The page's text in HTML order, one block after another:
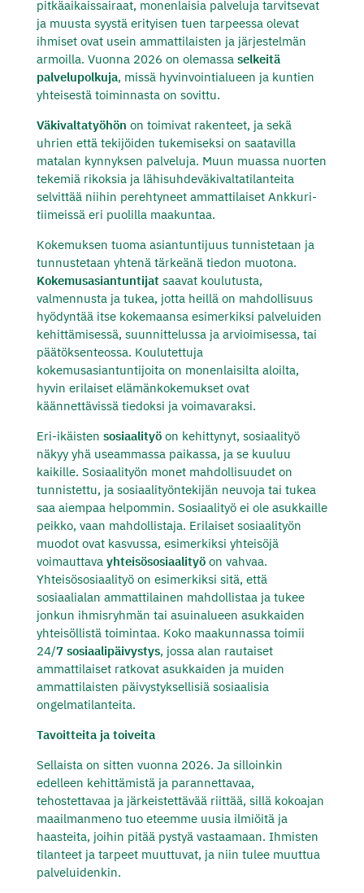
pitkäaikaissairaat, monenlaisia palveluja tarvitsevat
ja muusta syystä erityisen tuen tarpeessa olevat
ihmiset ovat usein ammattilaisten ja järjestelmän
armoilla. Vuonna 2026 on olemassa selkeitä
palvelupolkuja, missä hyvinvointialueen ja kuntien
yhteisestä toiminnasta on sovittu.
Väkivaltatyöhön on toimivat rakenteet, ja sekä
uhrien että tekijöiden tukemiseksi on saatavilla
matalan kynnyksen palveluja. Muun muassa nuorten
tekemiä rikoksia ja lähisuhdeväkivaltatilanteita
selvittää niihin perehtyneet ammattilaiset Ankkuri-
tiimeissä eri puolilla maakuntaa.
Kokemuksen tuoma asiantuntijuus tunnistetaan ja
tunnustetaan yhtenä tärkeänä tiedon muotona.
Kokemusasiantuntijat saavat koulutusta,
valmennusta ja tukea, jotta heillä on mahdollisuus
hyödyntää itse kokemaansa esimerkiksi palveluiden
kehittämisessä, suunnittelussa ja arvioimisessa, tai
päätöksenteossa. Koulutettuja
kokemusasiantuntijoita on monenlaisilta aloilta,
hyvin erilaiset elämänkokemukset ovat
käännettävissä tiedoksi ja voimavaraksi.
Eri-ikäisten sosiaalityöon kehittynyt, sosiaalityö
näkyy yhä useammassa paikassa, ja se kuuluu
kaikille. Sosiaalityön monet mahdollisuudet on
tunnistettu, ja sosiaalityöntekijän neuvoja tai tukea
saa aiempaa helpommin. Sosiaalityö ei ole asukkaille
peikko, vaan mahdollistaja. Erilaiset sosiaalityön
muodot ovat kasvussa, esimerkiksi yhteisöjä
voimauttava yhteisösosiaalityö on vahvaa.
Yhteisösosiaalityö on esimerkiksi sitä, että
sosiaalialan ammattilainen mahdollistaa ja tukee
jonkun ihmisryhmän tai asuinalueen asukkaiden
yhteisöllistä toimintaa. Koko maakunnassa toimii
24/7 sosiaalipäivystys, jossa alan rautaiset
ammattilaiset ratkovat asukkaiden ja muiden
ammattilaisten päivystyksellisiä sosiaalisia
ongelmatilanteita.
Tavoitteita ja toiveita
Sellaista on sitten vuonna 2026. Ja silloinkin
edelleen kehittämistä ja parannettavaa,
tehostettavaa ja järkeistettävää riittää, sillä kokoajan
maailmanmeno tuo eteemme uusia ilmiöitä ja
haasteita, joihin pitää pystyä vastaamaan. Ihmisten
tilanteet ja tarpeet muuttuvat, ja niin tulee muuttua
palveluidenkin.